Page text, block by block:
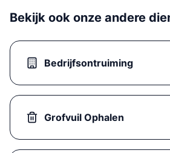
Bekijk ook onze andere
Bedrijfsontruiming
Grofvuil Ophalen